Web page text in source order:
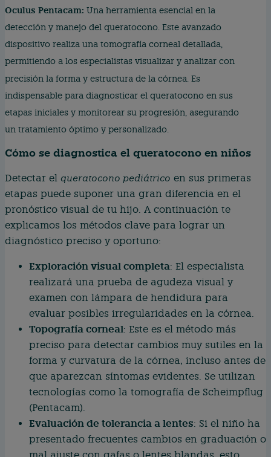
Oculus Pentacam: Una herramienta esencial en la
detección y manejo del queratocono. Este avanzado
dispositivo realiza una tomografía corneal detallada,
permitiendo a los especialistas visualizar y analizar con
precisión la forma y estructura de la córnea. Es
indispensable para diagnosticar el queratocono en sus
etapas iniciales y monitorear su progresión, asegurando
un tratamiento óptimo y personalizado.
Cómo se diagnostica el queratocono en niños
Detectar el queratocono pediátrico en sus primeras
etapas puede suponer una gran diferencia en el
pronóstico visual de tu hijo. A continuación te
explicamos los métodos clave para lograr un
diagnóstico preciso y oportuno:
Exploración visual completa: El especialista
realizará una prueba de agudeza visual y
examen con lámpara de hendidura para
evaluar posibles irregularidades en la córnea.
Topografía corneal: Este es el método más
preciso para detectar cambios muy sutiles en la
forma y curvatura de la córnea, incluso antes de
que aparezcan síntomas evidentes. Se utilizan
tecnologías como la tomografía de Scheimpflug
(Pentacam).
Evaluación de tolerancia a lentes: Si el niño ha
presentado frecuentes cambios en graduación o